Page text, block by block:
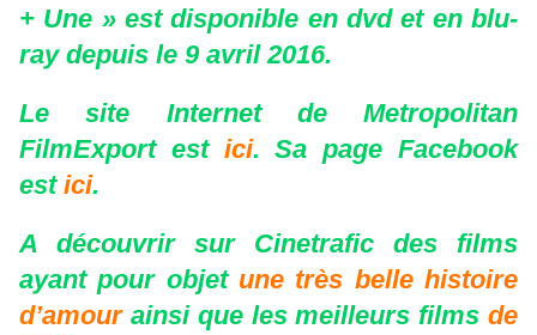
+ Une » est disponible en dvd et en blu-
ray depuis le 9 avril 2016.
Le site Internet de Metropolitan
FilmExport est ici. Sa page Facebook
est ici.
A découvrir sur Cinetrafic des films
ayant pour objet une très belle histoire
d’amourainsi que les meilleurs films de